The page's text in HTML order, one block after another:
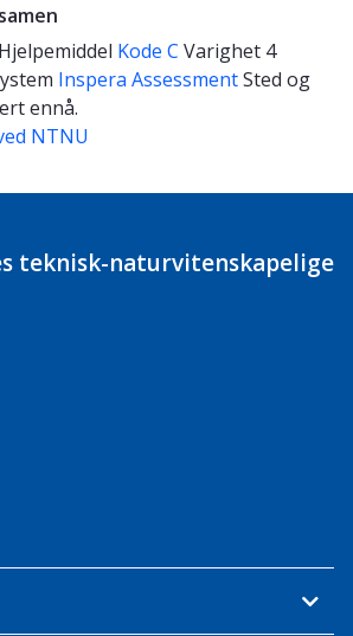
Hjelpemiddel Kode C Varighet 4
Inspera AssessmentSted og
ennå.
NTNU
teknisk-naturvitenskapelige